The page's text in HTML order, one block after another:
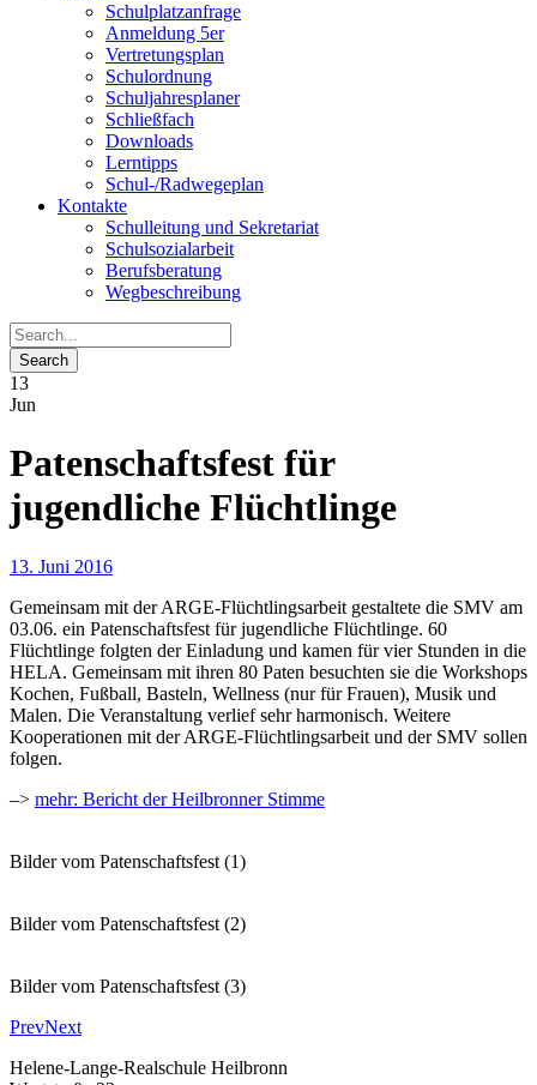
Schulplatzanfrage
Anmeldung 5er
Vertretungsplan
Schulordnung
Schuljahresplaner
Schließfach
Downloads
Lerntipps
Schul-/Radwegeplan
Kontakte
Schulleitung und Sekretariat
Schulsozialarbeit
Berufsberatung
Wegbeschreibung
13
Jun
Patenschaftsfest für
jugendliche Flüchtlinge
13. Juni 2016
Gemeinsam mit der ARGE-Flüchtlingsarbeit gestaltete die SMV am
03.06. ein Patenschaftsfest für jugendliche Flüchtlinge. 60
Flüchtlinge folgten der Einladung und kamen für vier Stunden in die
HELA. Gemeinsam mit ihren 80 Paten besuchten sie die Workshops
Kochen, Fußball, Basteln, Wellness (nur für Frauen), Musik und
Malen. Die Veranstaltung verlief sehr harmonisch. Weitere
Kooperationen mit der ARGE-Flüchtlingsarbeit und der SMV sollen
folgen.
–> mehr: Bericht der Heilbronner Stimme
Bilder vom Patenschaftsfest (1)
Bilder vom Patenschaftsfest (2)
Bilder vom Patenschaftsfest (3)
PrevNext
Helene-Lange-Realschule Heilbronn